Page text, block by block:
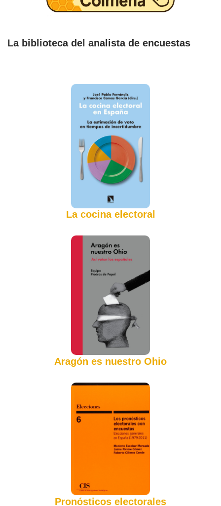
La biblioteca del analista de encuestas
La cocina electoral
Aragón es nuestro Ohio
Pronósticos electorales